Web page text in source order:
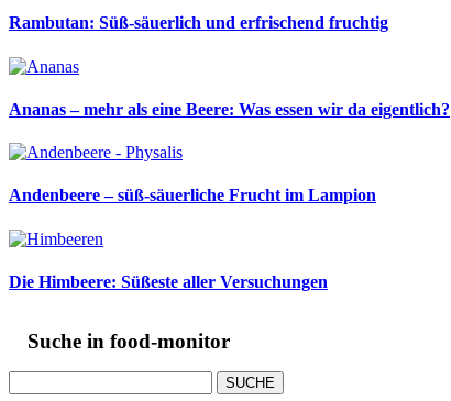
Rambutan: Süß-säuerlich und erfrischend fruchtig
Ananas – mehr als eine Beere: Was essen wir da eigentlich?
Andenbeere – süß-säuerliche Frucht im Lampion
Die Himbeere: Süßeste aller Versuchungen
Suche in food-monitor